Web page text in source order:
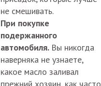
не смешивать.
При покупке
подержанного
автомобиля. Вы никогда
наверняка не узнаете,
какое масло заливал